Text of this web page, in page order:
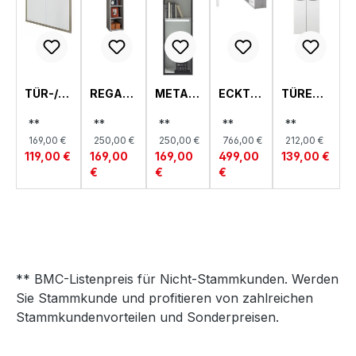
TÜR-/S
ADENP
DISEGN
O
**
169,00 €
119,00 €
REGAL,
O, 6
SCHMA
L
**
250,00 €
169,00
€
METAL
ENTÜR,
O
**
250,00 €
169,00
€
ECKTIS
DISEGN
**
766,00 €
499,00
€
TÜRENP
DISEGN
209CM
HÖHE
**
212,00 €
139,00 €
** BMC-Listenpreis für Nicht-Stammkunden. Werden
Sie Stammkunde und profitieren von zahlreichen
Stammkundenvorteilen und Sonderpreisen.